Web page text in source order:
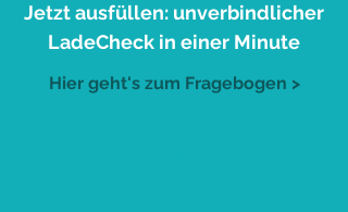
Jetzt ausfüllen: unverbindlicher
LadeCheck in einer Minute
Hier geht's zum Fragebogen >